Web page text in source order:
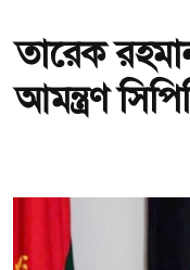
তারেক
আমন্ত্রণ